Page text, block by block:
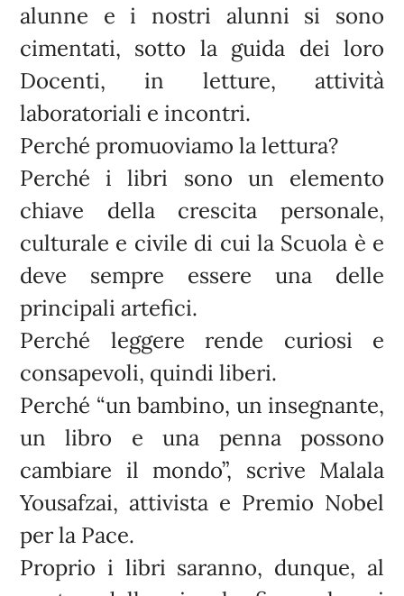
alunne e i nostri alunni si sono
cimentati, sotto la guida dei loro
Docenti, in letture, attività
laboratoriali e incontri.
Perché promuoviamo la lettura?
Perché i libri sono un elemento
chiave della crescita personale,
culturale e civile di cui la Scuola è e
deve sempre essere una delle
principali artefici.
Perché leggere rende curiosi e
consapevoli, quindi liberi.
Perché “un bambino, un insegnante,
un libro e una penna possono
cambiare il mondo”, scrive Malala
Yousafzai, attivista e Premio Nobel
per la Pace.
Proprio i libri saranno, dunque, al